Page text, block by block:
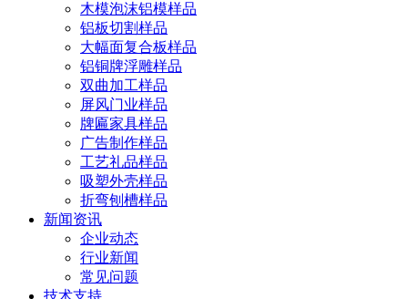
木模泡沫铝模样品
铝板切割样品
大幅面复合板样品
铝铜牌浮雕样品
双曲加工样品
屏风门业样品
牌匾家具样品
广告制作样品
工艺礼品样品
吸塑外壳样品
折弯刨槽样品
新闻资讯
企业动态
行业新闻
常见问题